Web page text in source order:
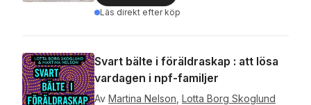
Läs direkt efter köp
Svart bälte i föräldraskap : att lösa
vardagen i npf-familjer
Av Martina Nelson Lotta Borg Skoglund